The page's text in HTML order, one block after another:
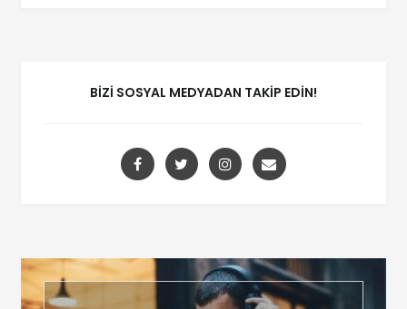
BIZI SOSYAL MEDYADAN TAKIP EDIN!